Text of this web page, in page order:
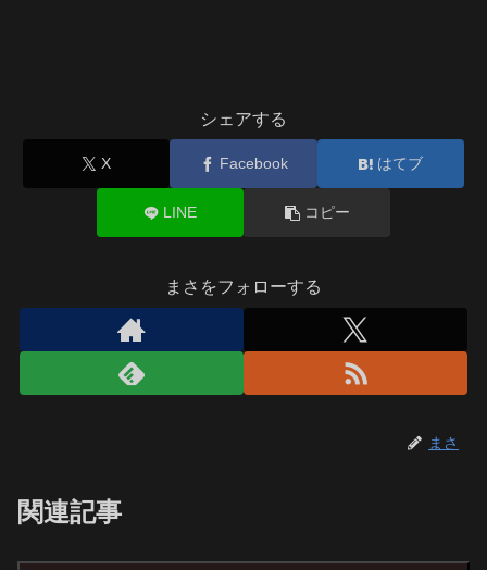
シェアする
X Facebook はてブ
LINE コピー
まさをフォローする
まさ
関連記事